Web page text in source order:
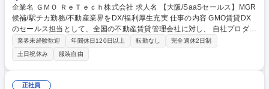
企業名 ＧＭＯ ＲｅＴｅｃｈ株式会社 求人名 【大阪/SaaSセールス】MGR
候補/駅チカ勤務/不動産業界をDX/福利厚生充実 仕事の内容 GMO賃貸DX
のセールス担当として、全国の不動産賃貸管理会社に対し、 自社プロダク
トである「GMO賃貸DX」の導入を進めていただきます。 【仕事内容補
足】変更の範囲：当社業務全般 ■戦略に対するアクションの実行■個人単
位でのKPIの実行(アポ数、商談数、受注数)■セールスマーケティング活動
（関連資料の収集、提案書・パンフレットなど営業資料の作成、管理等）
■マーケティングチームの施策に対する案件化活動（電話フォロー、訪
業界未経験歓迎 年間休日120日以上 転勤なし
完全週休2日制
土日祝休み
服装自由
正社員